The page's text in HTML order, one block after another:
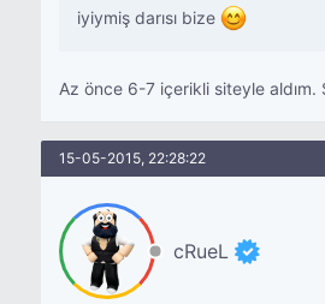
iyiymiş darısı bize
Az önce 6-7 içerikli siteyle aldım.
15-05-2015, 22:28:22
cRueL